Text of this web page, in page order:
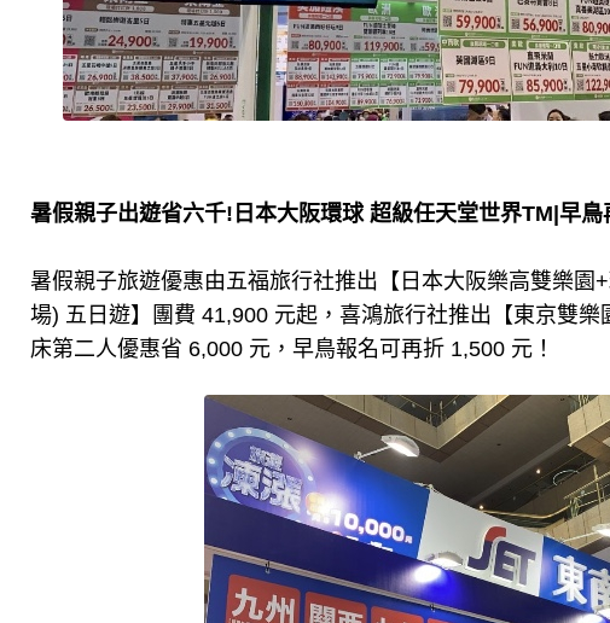
暑假親子出遊省六千!日本大阪環球 超級任天堂世界TM|早鳥
暑假親子旅遊優惠由五福旅行社推出【日本大阪樂高雙樂園
場) 五日遊】團費 41,900 元起，喜鴻旅行社推出【東京雙
床第二人優惠省 6,000 元，早鳥報名可再折 1,500 元！